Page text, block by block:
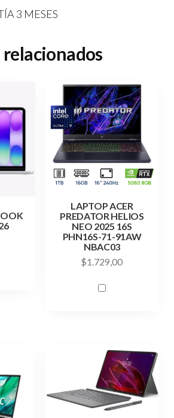
3 MESES
LAPTOP ACER
PREDATOR HELIOS
NEO 2025 16S
PHN16S-71-91AW
NBAC03
$1.729,00